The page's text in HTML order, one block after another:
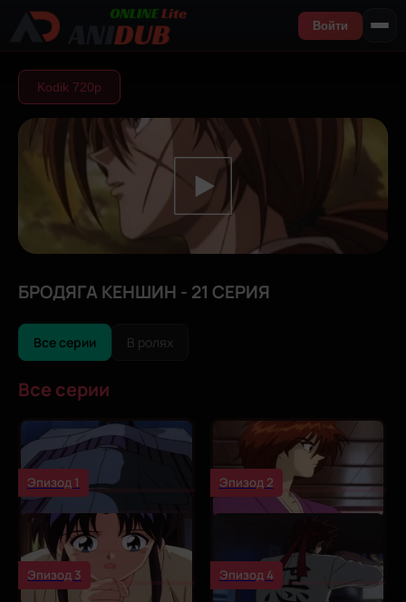
Войти
Kodik 720р
БРОДЯГА КЕНШИН - 21 СЕРИЯ
Все серии В ролях
Все серии
Эпизод 1 Эпизод 2
Эпизод 3 Эпизод 4